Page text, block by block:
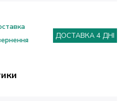
ДОСТАВКА 4 ДНІ